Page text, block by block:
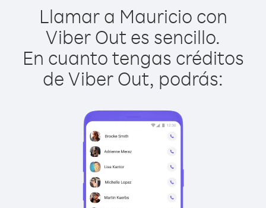
Llamar a Mauricio con
Viber Out es sencillo.
En cuanto tengas créditos
de Viber Out, podrás: